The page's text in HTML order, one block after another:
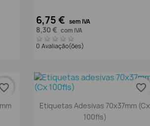
6,75 € sem IVA
8,30 € com IVA
0 Avaliação(ões)
 Vista rápida
Etiquetas Adesivas 70x37mm (Cx
100fls)
favorite_border